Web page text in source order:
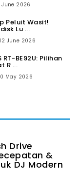
June 2026
Peluit Wasit!
Lu ...
12 June 2026
RT-BE92U: Pilihan
R ...
May 2026
Drive
&
DJ Modern